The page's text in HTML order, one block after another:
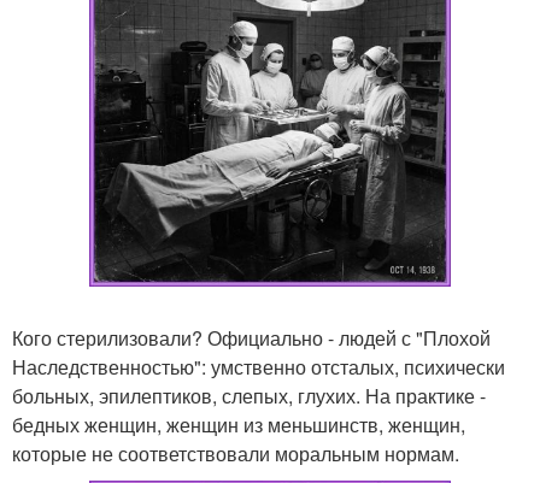
Кого стерилизовали? Официально - людей с "Плохой
Наследственностью": умственно отсталых, психически
больных, эпилептиков, слепых, глухих. На практике -
бедных женщин, женщин из меньшинств, женщин,
которые не соответствовали моральным нормам.